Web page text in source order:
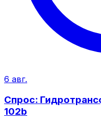
6 авг.
Спрос:
102b